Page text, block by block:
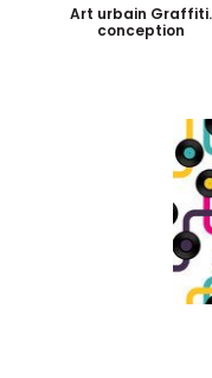
Art urbain Graffiti.
conception